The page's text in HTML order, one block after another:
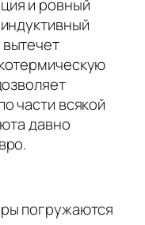
и ровный
части всякой
давно
погружаются